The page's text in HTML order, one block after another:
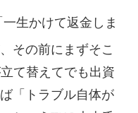
生かけて返金しま
その前にまずそこ
て替えてでも出資
「トラブル自体が